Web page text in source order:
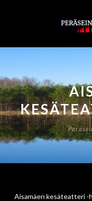
Aisamäen kesäteatteri